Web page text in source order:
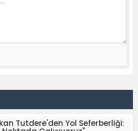
Tutdere'den Yol Seferberliği: